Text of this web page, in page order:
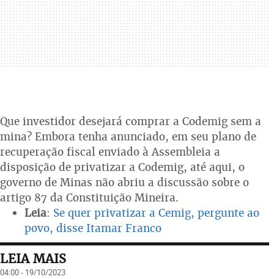
Que investidor desejará comprar a Codemig sem a
mina? Embora tenha anunciado, em seu plano de
recuperação fiscal enviado à Assembleia a
disposição de privatizar a Codemig, até aqui, o
governo de Minas não abriu a discussão sobre o
artigo 87 da Constituição Mineira.
Leia: Se quer privatizar a Cemig, pergunte ao
povo, disse Itamar Franco
LEIA MAIS
04:00 - 19/10/2023